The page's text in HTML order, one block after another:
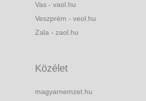
Vas - vaol.hu
Veszprém - veol.hu
Zala - zaol.hu
Közélet
magyarnemzet.hu